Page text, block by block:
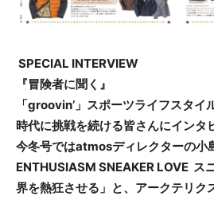
SPECIAL INTERVIEW
『冒険者に聞く』
「groovin’」スポーツライフスタイ
時代に挑戦を続ける皆さんにインタ
今冬号ではatmosディレクターの小
ENTHUSIASM SNEAKER LOVE ス
界を熱狂させる」と、アークテリク